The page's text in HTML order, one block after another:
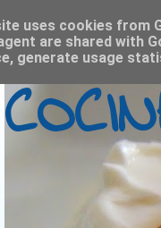
uses cookies from
are shared with
generate usage